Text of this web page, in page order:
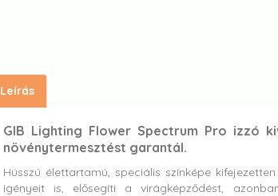
Leírás
GIB Lighting Flower Spectrum Pro izzó
növénytermesztést garantál.
Hússzú élettartamú, speciális színképe
igényeit is, elősegíti a virágképződést,